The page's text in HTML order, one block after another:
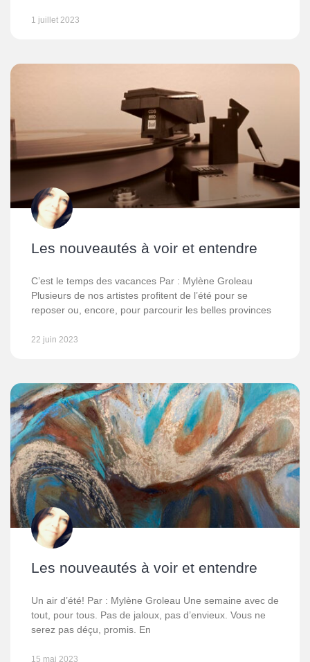
1 juillet 2023
Les nouveautés à voir et entendre
C’est le temps des vacances Par : Mylène Groleau
Plusieurs de nos artistes profitent de l’été pour se
reposer ou, encore, pour parcourir les belles provinces
22 juin 2023
Les nouveautés à voir et entendre
Un air d’été! Par : Mylène Groleau Une semaine avec de
tout, pour tous. Pas de jaloux, pas d’envieux. Vous ne
serez pas déçu, promis. En
15 mai 2023